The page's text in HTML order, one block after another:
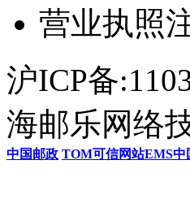
营业执照
沪ICP备
海邮乐网络
中国邮政 TOM可信网站EMS中